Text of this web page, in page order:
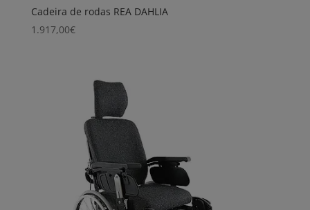
Cadeira de rodas REA DAHLIA
1.917,00€